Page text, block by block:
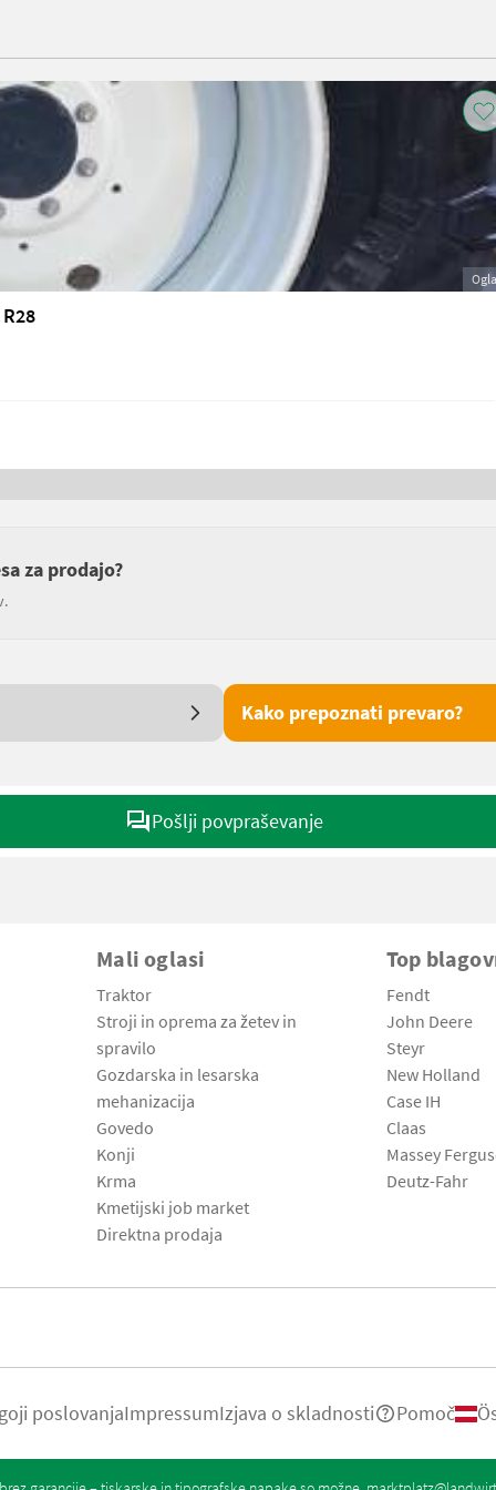
za prodajo?
Kako prepoznati prevaro?
Pošlji povpraševanje
Mali oglasi
Traktor
Stroji in oprema za žetev in
spravilo
Gozdarska in lesarska
mehanizacija
Govedo
Konji
Krma
Kmetijski job market
Direktna prodaja
Top
Fendt
John Deere
Steyr
New Holland
Case IH
Claas
Massey
Deutz-Fahr
poslovanjaImpressumIzjava o skladnosti Pomoč